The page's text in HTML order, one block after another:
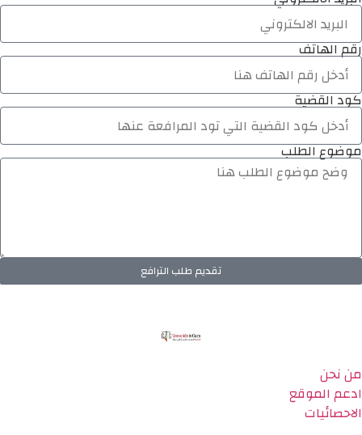
رقم الهاتف
كود القضية
موضوع الطلب
تقديم طلب الترافع
من نحن
ادعم الموقع
الاحصائيات